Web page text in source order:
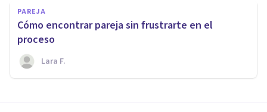
PAREJA
Cómo encontrar pareja sin frustrarte en el
proceso
Lara F.